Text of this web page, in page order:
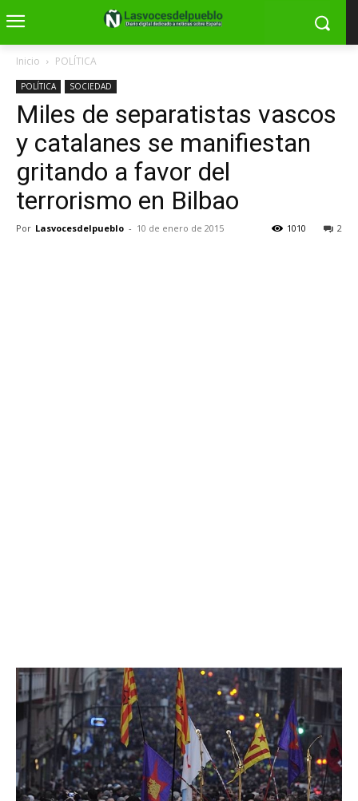
Inicio POLÍTICA
POLÍTICA SOCIEDAD
Miles de separatistas vascos
y catalanes se manifiestan
gritando a favor del
terrorismo en Bilbao
Por Lasvocesdelpueblo - 10 de enero de 2015 2
1010